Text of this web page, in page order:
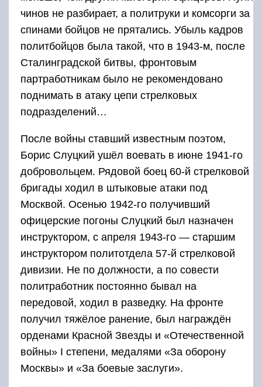
чинов не разбирает, а политруки и комсорги за
спинами бойцов не прятались. Убыль кадров
политбойцов была такой, что в 1943-м, после
Сталинградской битвы, фронтовым
партработникам было не рекомендовано
поднимать в атаку цепи стрелковых
подразделений…
После войны ставший известным поэтом,
Борис Слуцкий ушёл воевать в июне 1941-го
добровольцем. Рядовой боец 60-й стрелковой
бригады ходил в штыковые атаки под
Москвой. Осенью 1942-го получивший
офицерские погоны Слуцкий был назначен
инструктором, с апреля 1943-го — старшим
инструктором политотдела 57-й стрелковой
дивизии. Не по должности, а по совести
политработник постоянно бывал на
передовой, ходил в разведку. На фронте
получил тяжёлое ранение, был награждён
орденами Красной Звезды и «Отечественной
войны» I степени, медалями «За оборону
Москвы» и «За боевые заслуги».